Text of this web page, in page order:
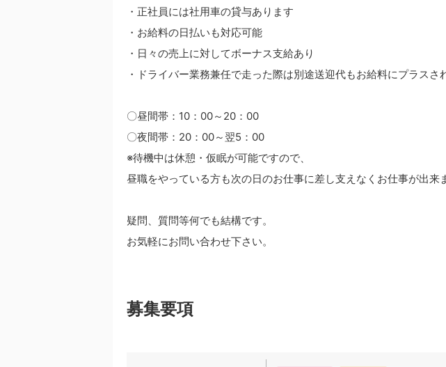
・正社員には社用車の貸与あります
・お給料の日払いも対応可能
・日々の売上に対してボーナス支給あり
・ドライバー業務兼任で走った際は別途送迎代もお給料にプラスさ
〇昼間帯：10：00～20：00
〇夜間帯：20：00～翌5：00
※待機中は休憩・仮眠が可能ですので、
昼職をやっている方も次の日のお仕事に差し支えなくお仕事が出来
疑問、質問等何でも結構です。
お気軽にお問い合わせ下さい。
募集要項